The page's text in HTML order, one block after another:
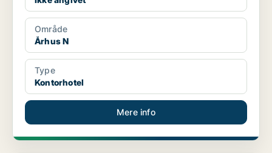
Område
Århus N
Type
Kontorhotel
Mere info